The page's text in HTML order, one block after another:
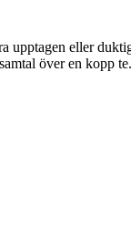
upptagen eller
över en kopp